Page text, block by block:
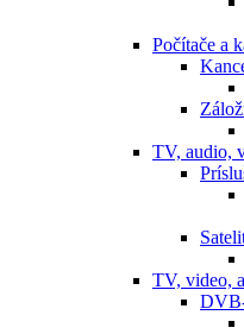
Počítače a
TV, audio,
TV, video,